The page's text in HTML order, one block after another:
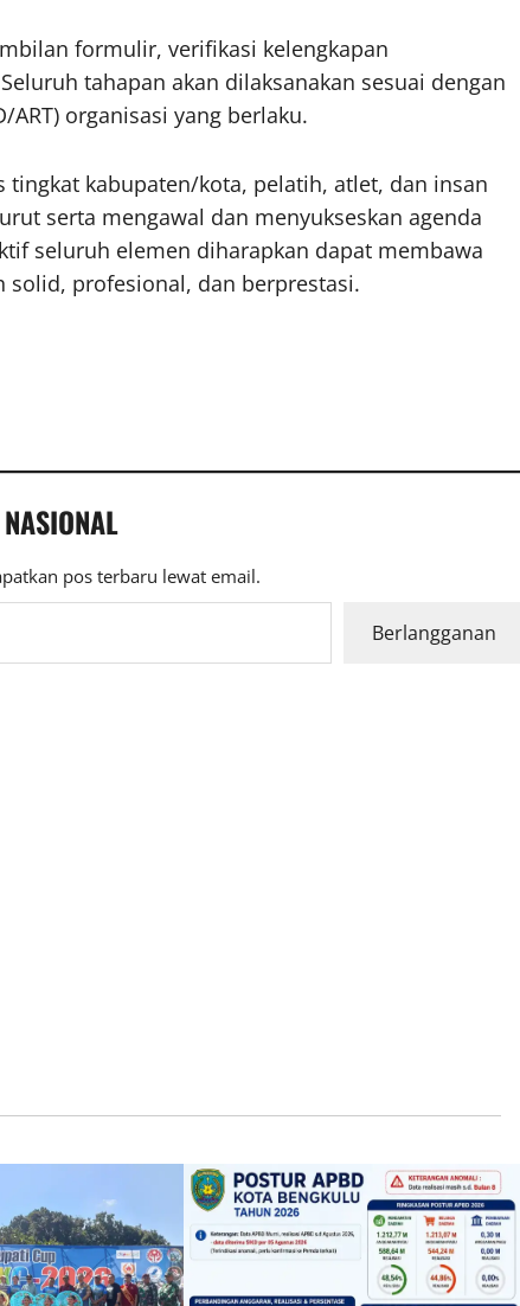
formulir, verifikasi kelengkapan
tahapan akan dilaksanakan sesuai dengan
ART) organisasi yang berlaku.
kabupaten/kota, pelatih, atlet, dan insan
serta mengawal dan menyukseskan agenda
seluruh elemen diharapkan dapat membawa
solid, profesional, dan berprestasi.
pos terbaru lewat email.
Berlangganan